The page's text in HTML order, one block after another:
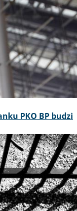
PKO BP budzi